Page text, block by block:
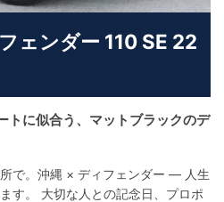
バー
xDrive20d M Sportを、 「沖縄
ムSUV」 としてご用意し
ひ沖縄でご体感ください。
ェンダー 110 SE 22
に似合う、マットブラックのデ
。沖縄 × ディフェンダー ― 人生
す。 大切な人との記念日、プロポ